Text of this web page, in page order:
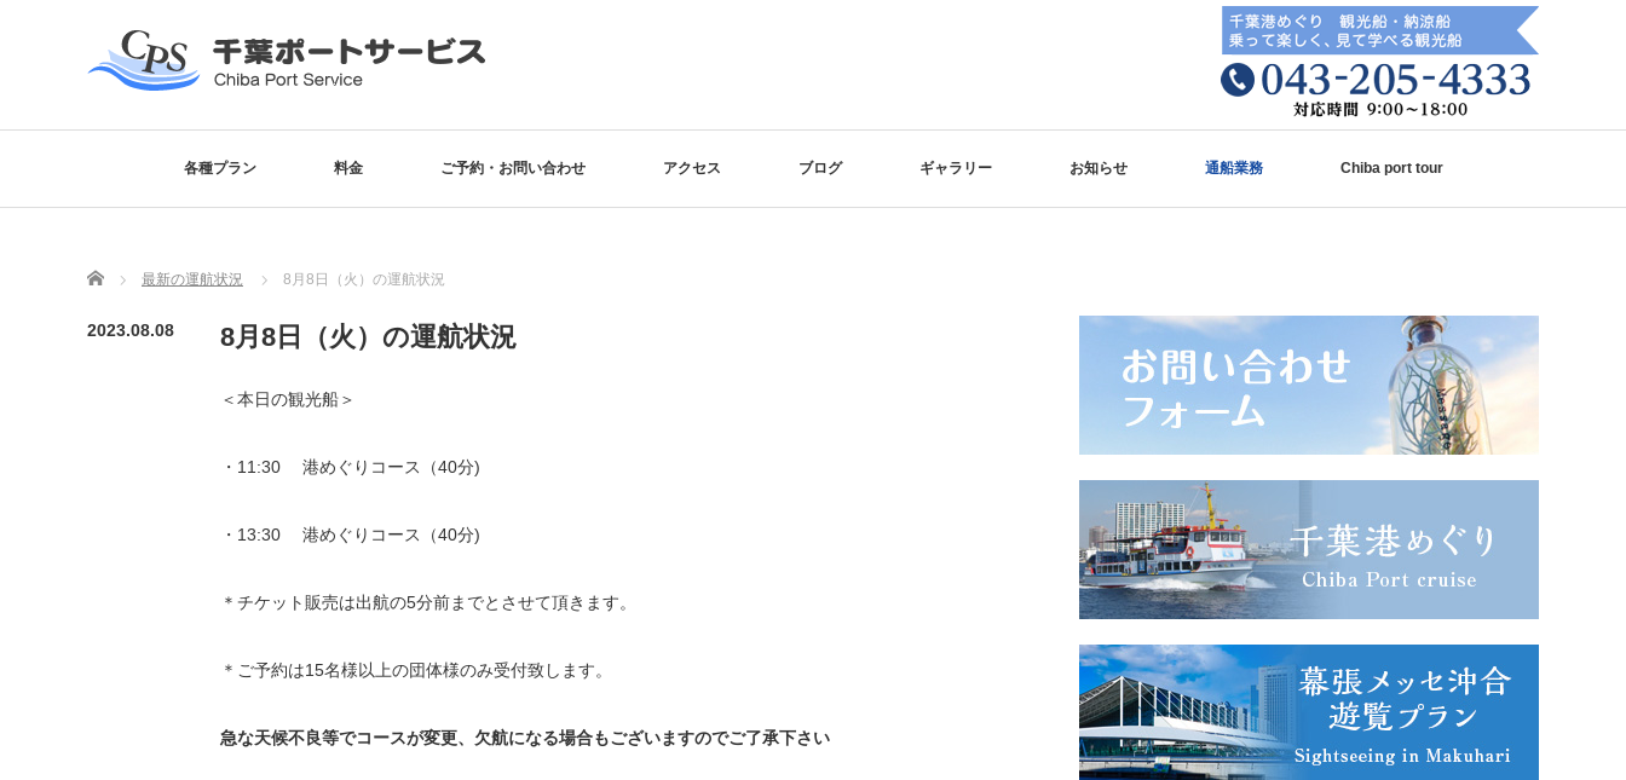
各種プラン 料金 ご予約・お問い合わせ アクセス ブログ ギャラリー お知らせ 通船業務 Chiba port tour
Home 最新の運航状況 8月8日（火）の運航状況
2023.08.08 8月8日（火）の運航状況
＜本日の観光船＞
・11:30 港めぐりコース（40分)
・13:30 港めぐりコース（40分)
＊チケット販売は出航の5分前までとさせて頂きます。
＊ご予約は15名様以上の団体様のみ受付致します。
急な天候不良等でコースが変更、欠航になる場合もございますのでご了承下さい